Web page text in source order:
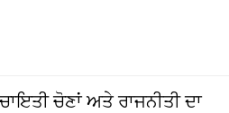
ਚੋਣਾਂ ਅਤੇ ਰਾਜਨੀਤੀ ਦਾ